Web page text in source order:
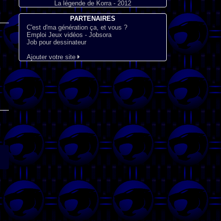
La légende de Korra - 2012
PARTENAIRES
C'est d'ma génération ça, et vous ?
Emploi Jeux vidéos - Jobsora
Job pour dessinateur
Ajouter votre site